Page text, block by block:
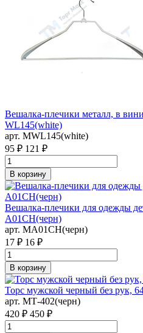
Вешалка-плечики металл, в
WL145(white)
арт. MWL145(white)
95 ₽ 121 ₽
В корзину
Вешалка-плечики для одежды
A01CH(черн)
арт. MA01CH(черн)
17 ₽ 16 ₽
В корзину
Торс мужской черный без рук,
арт. MТ-402(черн)
420 ₽ 450 ₽